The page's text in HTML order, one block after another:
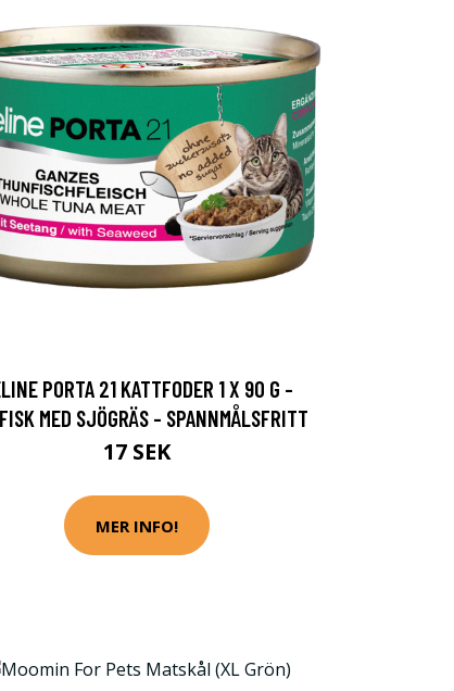
PORTA 21 KATTFODER 1 X 90 G -
MED SJÖGRÄS - SPANNMÅLSFRITT
17 SEK
MER INFO!